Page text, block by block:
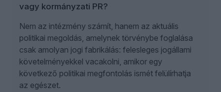
vagy kormányzati PR?
Nem az intézmény számít, hanem az aktuális
politikai megoldás, amelynek törvénybe foglalása
csak amolyan jogi fabrikálás: felesleges jogállami
követelményekkel vacakolni, amikor egy
következő politikai megfontolás ismét felülírhatja
az egészet.